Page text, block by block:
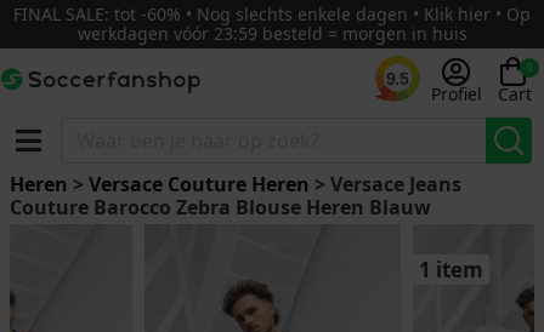
FINAL SALE: tot -60% • Nog slechts enkele dagen • Klik hier • Op
werkdagen vóór 23:59 besteld = morgen in huis
9.5
Profiel
0
Cart
Heren >Versace Couture Heren > Versace Jeans
Couture Barocco Zebra Blouse Heren Blauw
1 item